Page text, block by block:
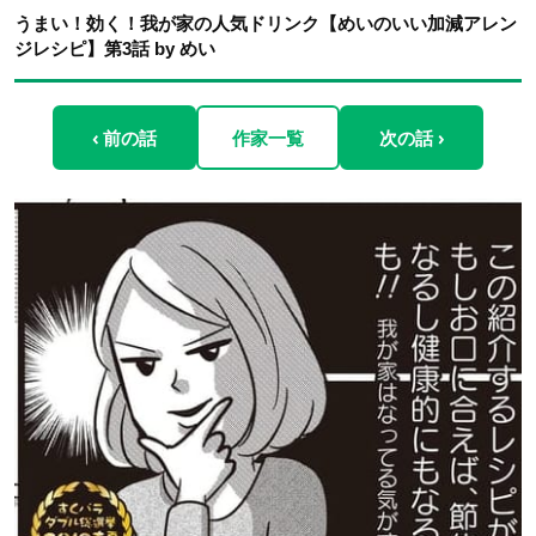
うまい！効く！我が家の人気ドリンク【めいのいい加減アレン
ジレシピ】第3話 by めい
‹ 前の話 作家一覧 次の話 ›